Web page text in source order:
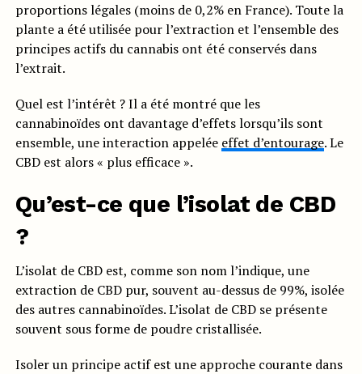
proportions légales (moins de 0,2% en France). Toute la
plante a été utilisée pour l’extraction et l’ensemble des
principes actifs du cannabis ont été conservés dans
l’extrait.
Quel est l’intérêt ? Il a été montré que les
cannabinoïdes ont davantage d’effets lorsqu’ils sont
ensemble, une interaction appelée effet d’entourage. Le
CBD est alors « plus efficace ».
Qu’est-ce que l’isolat de CBD
?
L’isolat de CBD est, comme son nom l’indique, une
extraction de CBD pur, souvent au-dessus de 99%, isolée
des autres cannabinoïdes. L’isolat de CBD se présente
souvent sous forme de poudre cristallisée.
Isoler un principe actif est une approche courante dans